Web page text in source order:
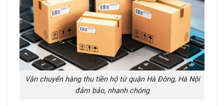
Vận chuyển hàng thu tiền hộ từ quận Hà Đông, Hà Nội
đảm bảo, nhanh chóng